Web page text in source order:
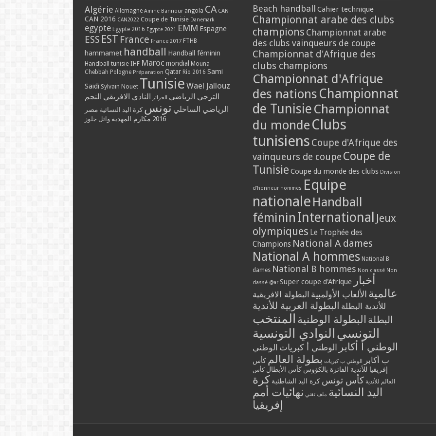
Algérie Allemagne Amine Bannour angola CA CAN
CAN 2016 CAN2022 Coupe de Tunisie Danemark
egypte Egypte 2016 Egypte 2021 EMM Espagne
ESS EST France France 2017 FTHB
hammamet handball Handball féminin
Handball tunisie IHF Maroc mondial Mouna
Chebbah Pologne Préparation Qatar Rio 2016 Sami
Saidi Sylvain Nouet Tunisie Wael Jallouz
الترجي الرياضي الجزائر النادي الافريقي النجم
الرياضي الساحلي تونس كرة اليد النسائية مصر
2016 مكارم المهدية وائل جلوز
Beach handball Cahier technique
Championnat arabe des clubs
champions Championnat arabe
des clubs vainqueurs de coupe
Championnat d'Afrique des
clubs champions
Championnat d'Afrique
des nations Championnat
de Tunisie Championnat
du monde Clubs
tunisiens Coupe d'Afrique des
vainqueurs de coupe Coupe de
Tunisie Coupe du monde des clubs Division
d'honneur hommes Equipe
nationale Handball
féminin International Jeux
olympiques Le Trophée des
Champions National A dames
National A hommes National B
dames National B hommes Non classé Non
classé @ar Super coupe d'Afrique أخبار
عالمية الألعاب الأولمبية البطولة الافريقية
للأندية البطلة البطولة العربية للأندية
البطلة البطولة الوطنية المنتخب
التونسي النوادي التونسية
الوطني أ أكابر الوطني أ كبريات الوطني
ب أكابر
الوطني ب كبريات بطولة العالم كأس
إفريقيا للأندية الفائزة بالكؤوس كأس الأبطال كأس
العالم للأندية كأس تونس كرة اليد الشاطئية كرة
اليد النسائية ملف تقني نهائيات أمم
إفريقيا